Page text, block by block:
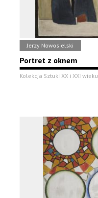
Jerzy Nowosielski
Portret z oknem
Kolekcja Sztuki XX i XXI wieku